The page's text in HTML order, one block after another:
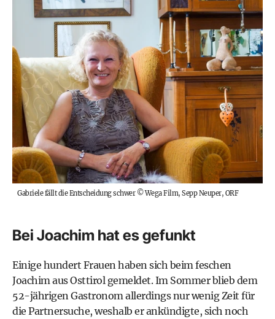
Gabriele fällt die Entscheidung schwer©Wega Film, Sepp Neuper, ORF
Bei Joachim hat es gefunkt
Einige hundert Frauen haben sich beim feschen
Joachim aus Osttirol gemeldet. Im Sommer blieb dem
52-jährigen Gastronom allerdings nur wenig Zeit für
die Partnersuche, weshalb er ankündigte, sich noch